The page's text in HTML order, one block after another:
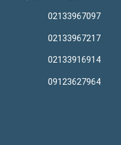
02133967097
02133967217
02133916914
09123627964